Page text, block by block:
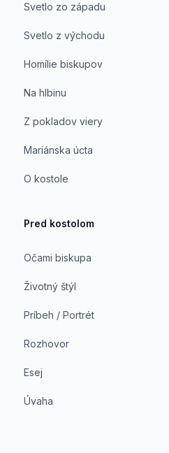
Svetlo zo západu
Svetlo z východu
Homílie biskupov
Na hlbinu
Z pokladov viery
Mariánska úcta
O kostole
Pred kostolom
Očami biskupa
Životný štýl
Príbeh / Portrét
Rozhovor
Esej
Úvaha